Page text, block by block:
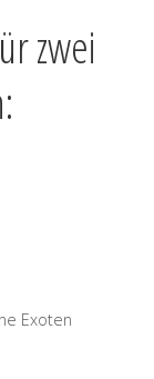
zwei
Exoten